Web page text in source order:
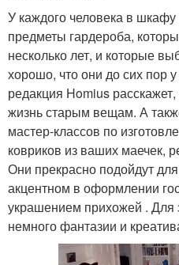
У каждого человека в
предметы гардероба,
несколько лет, и которые
хорошо, что они до сих пор
редакция Homius
жизнь старым вещам. А
мастер-классов по
ковриков из ваших маечек,
Они прекрасно подойдут
акцентном в оформлении
украшением прихожей . Для
немного фантазии и